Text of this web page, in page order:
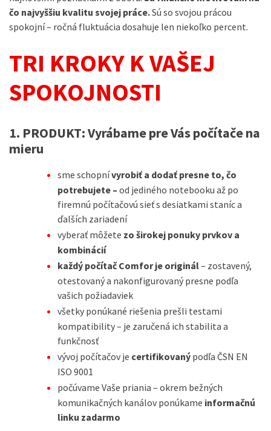
čo najvyššiu kvalitu svojej práce.Sú so svojou prácou
spokojní – ročná fluktuácia dosahuje len niekoľko percent.
TRI KROKY K VAŠEJ
SPOKOJNOSTI
1. PRODUKT:Vyrábame pre Vás počítače na
mieru
sme schopnívyrobiť a dodať presne to, čo
potrebujete – od jediného notebooku až po
firemnú počítačovú sieť s desiatkami staníc a
ďalších zariadení
vyberať môžete zo širokej ponuky prvkov a
kombinácií
každý počítač Comfor je originál– zostavený,
otestovaný a nakonfigurovaný presne podľa
vašich požiadaviek
všetky ponúkané riešenia prešli testami
kompatibility – je zaručená ich stabilita a
funkčnosť
vývoj počítačov je certifikovaný podľa ČSN EN
ISO 9001
počúvame Vaše priania – okrem bežných
komunikačných kanálov ponúkame informačnú
linku zadarmo